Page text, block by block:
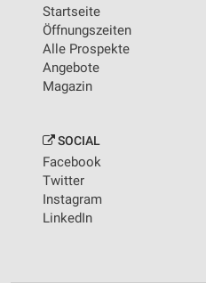
Startseite
Öffnungszeiten
Alle Prospekte
Angebote
Magazin
SOCIAL
Facebook
Twitter
Instagram
LinkedIn